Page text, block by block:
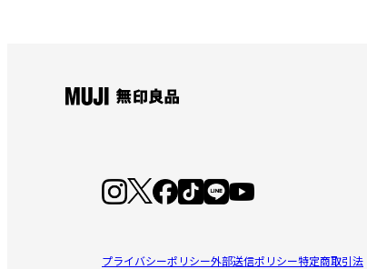
プライバシーポリシー外部送信ポリシー特定商取引法